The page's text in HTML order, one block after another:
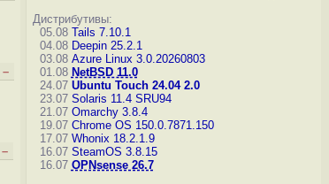
–
–
Дистрибутивы:
05.08 Tails 7.10.1
04.08 Deepin 25.2.1
03.08 Azure Linux 3.0.20260803
01.08 NetBSD 11.0
24.07 Ubuntu Touch 24.04 2.0
23.07 Solaris 11.4 SRU94
21.07 Omarchy 3.8.4
19.07 Chrome OS 150.0.7871.150
17.07 Whonix 18.2.1.9
16.07 SteamOS 3.8.15
16.07 OPNsense 26.7